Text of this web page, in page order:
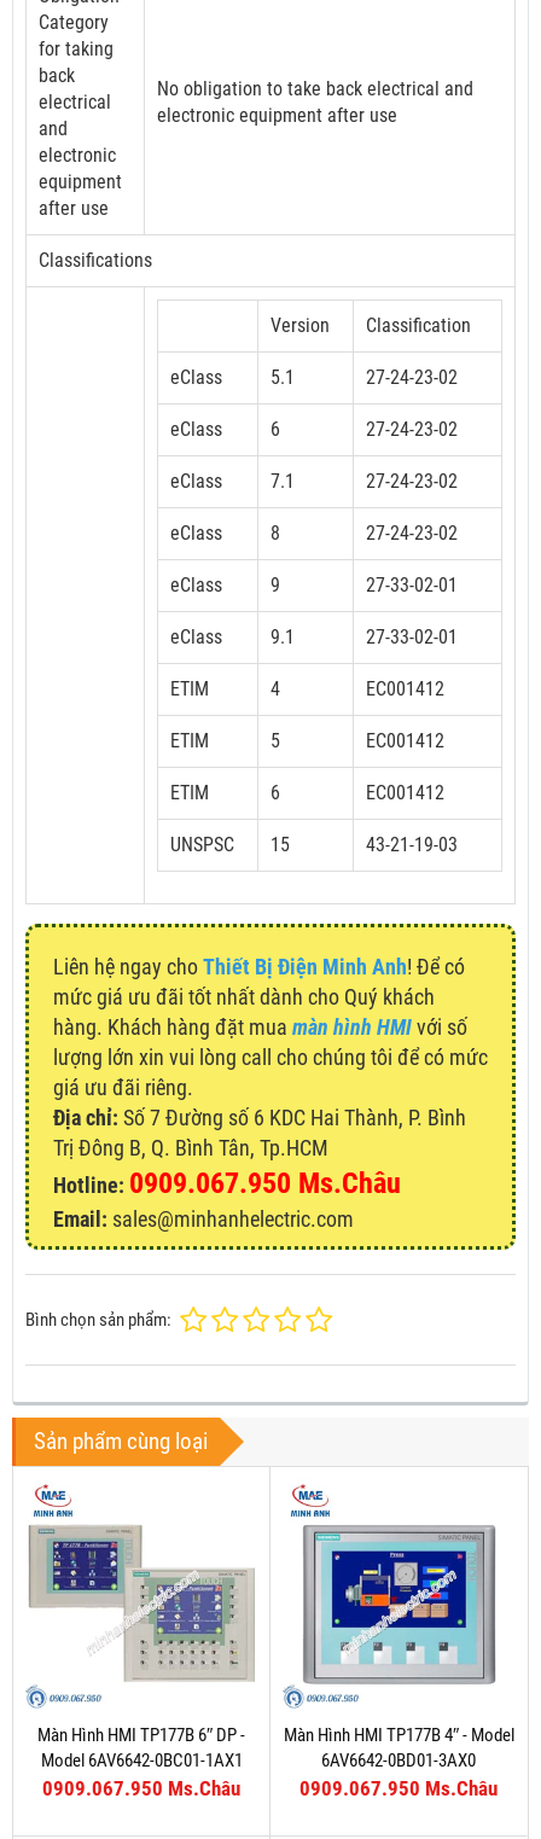
Category
for taking
back
electrical
and
electronic
equipment
after use
No obligation to take back electrical and
electronic equipment after use
Classifications
Version Classification
eClass 5.1 27-24-23-02
eClass 6 27-24-23-02
eClass 7.1 27-24-23-02
eClass 8 27-24-23-02
eClass 9 27-33-02-01
eClass 9.1 27-33-02-01
ETIM 4 EC001412
ETIM 5 EC001412
ETIM 6 EC001412
UNSPSC 15 43-21-19-03
Liên hệ ngay choThiết Bị Điện Minh Anh! Để có
mức giá ưu đãi tốt nhất dành cho Quý khách
hàng. Khách hàng đặt mua màn hình HMIvới số
lượng lớn xin vui lòng call cho chúng tôi để có mức
giá ưu đãi riêng.
Địa chỉ: Số 7 Đường số 6 KDC Hai Thành, P. Bình
Trị Đông B, Q. Bình Tân, Tp.HCM
Hotline: 0909.067.950 Ms.Châu
Email: sales@minhanhelectric.com
Bình chọn sản phẩm:
Sản phẩm cùng loại
Màn Hình HMI TP177B 6″ DP -
Model 6AV6642-0BC01-1AX1
0909.067.950 Ms.Châu
Màn Hình HMI TP177B 4″ - Model
6AV6642-0BD01-3AX0
0909.067.950 Ms.Châu